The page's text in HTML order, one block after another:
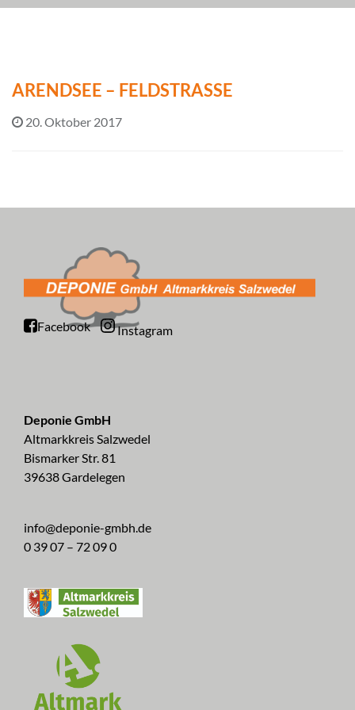
ARENDSEE – FELDSTRASSE
20. Oktober 2017
Facebook Instagram
Deponie GmbH
Altmarkkreis Salzwedel
Bismarker Str. 81
39638 Gardelegen
info@deponie-gmbh.de
0 39 07 – 72 09 0